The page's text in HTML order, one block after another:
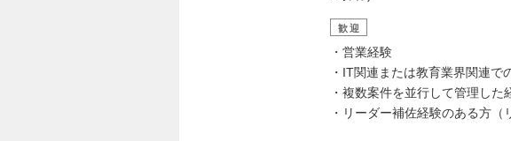
歓迎
・営業経験
・IT関連または教育業界関連で
・複数案件を並行して管理した
・リーダー補佐経験のある方（